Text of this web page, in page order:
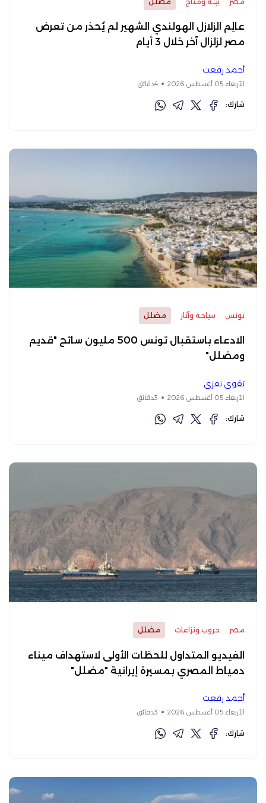
عالِم الزلازل الهولندي الشهير لم يُحذر من تعرض
مصر لزلزال آخر خلال 3 أيام
أحمد رفعت
الأربعاء 05 أغسطس 2026 4دقائق
شارك:
تونس سياحة وآثار مضلل
الادعاء باستقبال تونس 500 مليون سائح "قديم
ومضلل"
تقوى نفزي
الأربعاء 05 أغسطس 2026 3دقائق
شارك:
مصر حروب ونزاعات مضلل
الفيديو المتداول للحظات الأولى لاستهداف ميناء
دمياط المصري بمسيرة إيرانية "مضلل"
أحمد رفعت
الأربعاء 05 أغسطس 2026 3دقائق
شارك: